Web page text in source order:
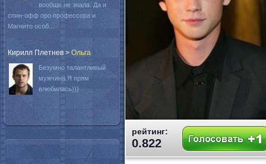
рейтинг:
0.822
вообще не знала. Да и
спин-офф про профессора и
Магнито особ...
Кирилл Плетнев > Oльга
Безумно талантливый
мужчина.Я прям
влюбилась)))